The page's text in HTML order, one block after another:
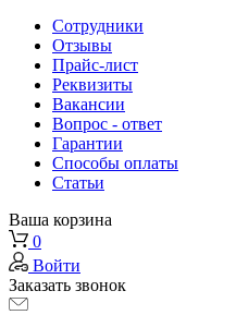
Сотрудники
Отзывы
Прайс-лист
Реквизиты
Вакансии
Вопрос - ответ
Гарантии
Способы оплаты
Статьи
Ваша корзина
0
Войти
Заказать звонок